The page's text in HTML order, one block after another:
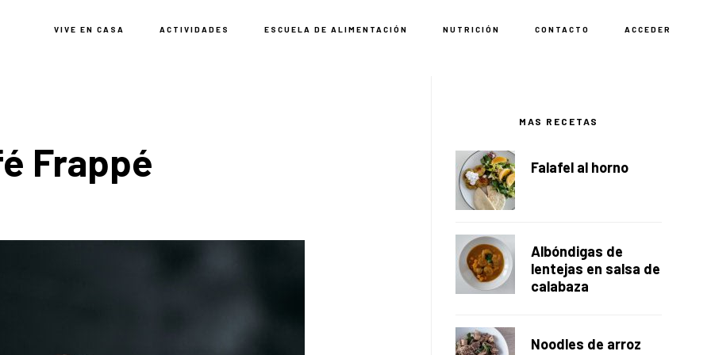
VIVE EN CASA ACTIVIDADES ESCUELA DE ALIMENTACIÓN NUTRICIÓN CONTACTO ACCEDER
Frappé
lateral
principal
MAS RECETAS
Falafel al horno
Albóndigas de
lentejas en salsa de
calabaza
Noodles de arroz